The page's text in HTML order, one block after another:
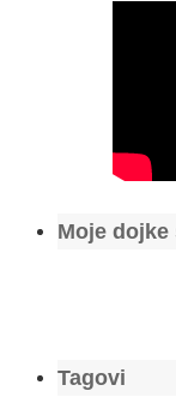
Moje dojke
Tagovi